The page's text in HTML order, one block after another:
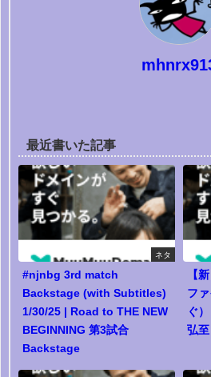
最近書いた記事
ネタ
#njnbg 3rd match
Backstage (with Subtitles)
1/30/25 | Road to THE NEW
BEGINNING 第3試合
Backstage
【
フ
ぐ
弘